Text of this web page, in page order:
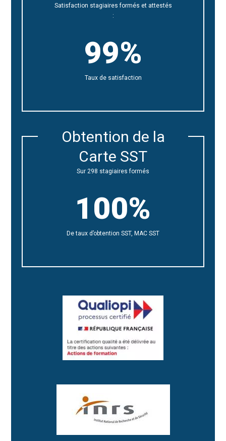
Satisfaction stagiaires formés et attestés
:
99%
Taux de satisfaction
Obtention de la
Carte SST
Sur 298 stagiaires formés
100%
De taux d’obtention SST, MAC SST